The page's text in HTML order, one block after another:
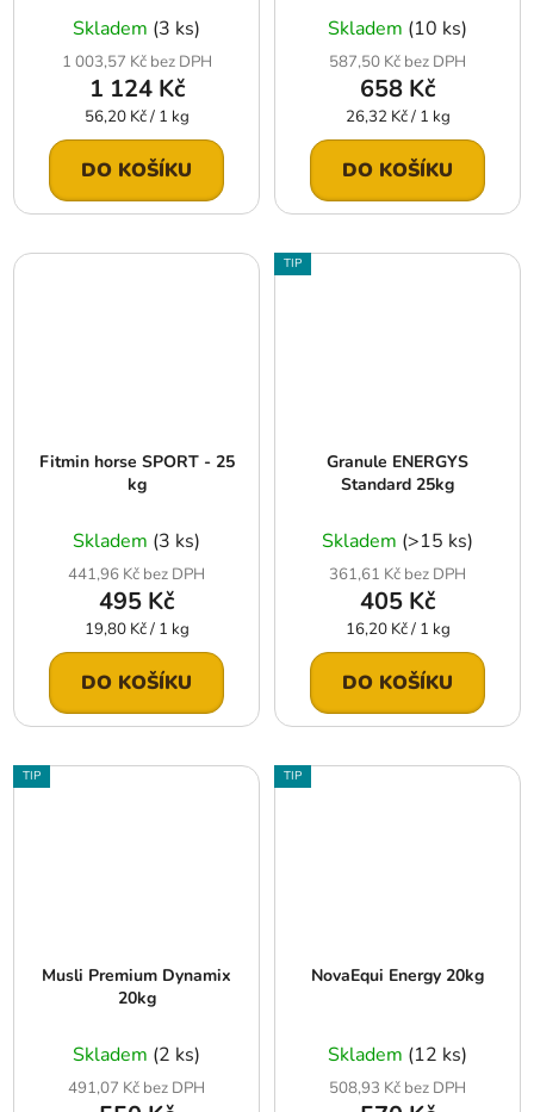
Skladem (3 ks)
1 003,57 Kč bez DPH
1 124 Kč
Měrná
cena:
56,20 Kč / 1 kg
DO KOŠÍKU
Skladem (10 ks)
587,50 Kč bez DPH
658 Kč
Měrná
cena:
26,32 Kč / 1 kg
DO KOŠÍKU
Fitmin horse SPORT - 25
kg
Skladem (3 ks)
441,96 Kč bez DPH
495 Kč
Měrná
cena:
19,80 Kč / 1 kg
DO KOŠÍKU
TIP
Granule ENERGYS
Standard 25kg
Skladem (>15 ks)
361,61 Kč bez DPH
405 Kč
Měrná
cena:
16,20 Kč / 1 kg
DO KOŠÍKU
TIP
Musli Premium Dynamix
20kg
Skladem (2 ks)
491,07 Kč bez DPH
TIP
NovaEqui Energy 20kg
Skladem (12 ks)
508,93 Kč bez DPH